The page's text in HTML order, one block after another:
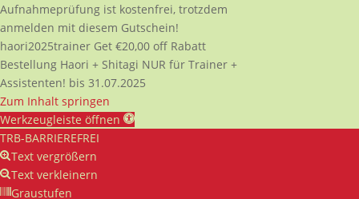
Aufnahmeprüfung ist kostenfrei, trotzdem
anmelden mit diesem Gutschein!
haori2025trainer Get €20,00 off Rabatt
Bestellung Haori + Shitagi NUR für Trainer +
Assistenten! bis 31.07.2025
Zum Inhalt springen
Werkzeugleiste öffnen
TRB-BARRIEREFREI
Text vergrößern
Text verkleinern
Graustufen